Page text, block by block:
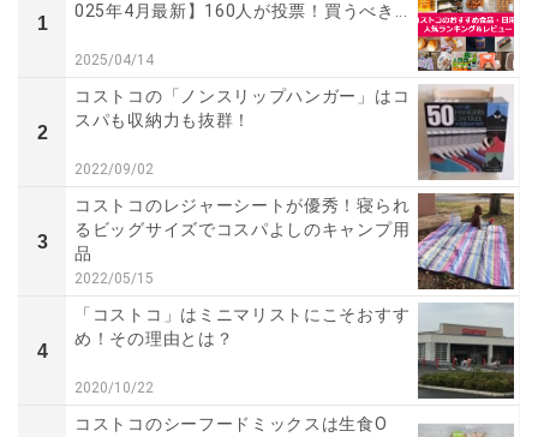
1
025年4月最新】160人が投票！買うべき...
2025/04/14
2
コストコの「ノンスリップハンガー」はコ
スパも収納力も抜群！
2022/09/02
3
コストコのレジャーシートが優秀！寝られ
るビッグサイズでコスパよしのキャンプ用
品
2022/05/15
4
「コストコ」はミニマリストにこそおすす
め！その理由とは？
2020/10/22
コストコのシーフードミックスは生食O